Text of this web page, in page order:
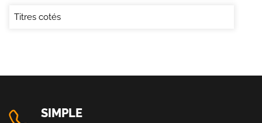
Titres cotés
SIMPLE